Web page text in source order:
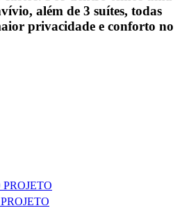
além de 3 suítes, todas
privacidade e conforto no